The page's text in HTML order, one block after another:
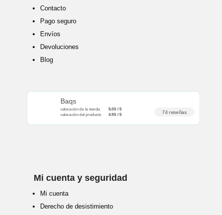
Contacto
Pago seguro
Envíos
Devoluciones
Blog
Baqs
valoración de la tienda 5.00 / 5
valoración del producto 4.95 / 5 74 reseñas
Mi cuenta y seguridad
Mi cuenta
Derecho de desistimiento